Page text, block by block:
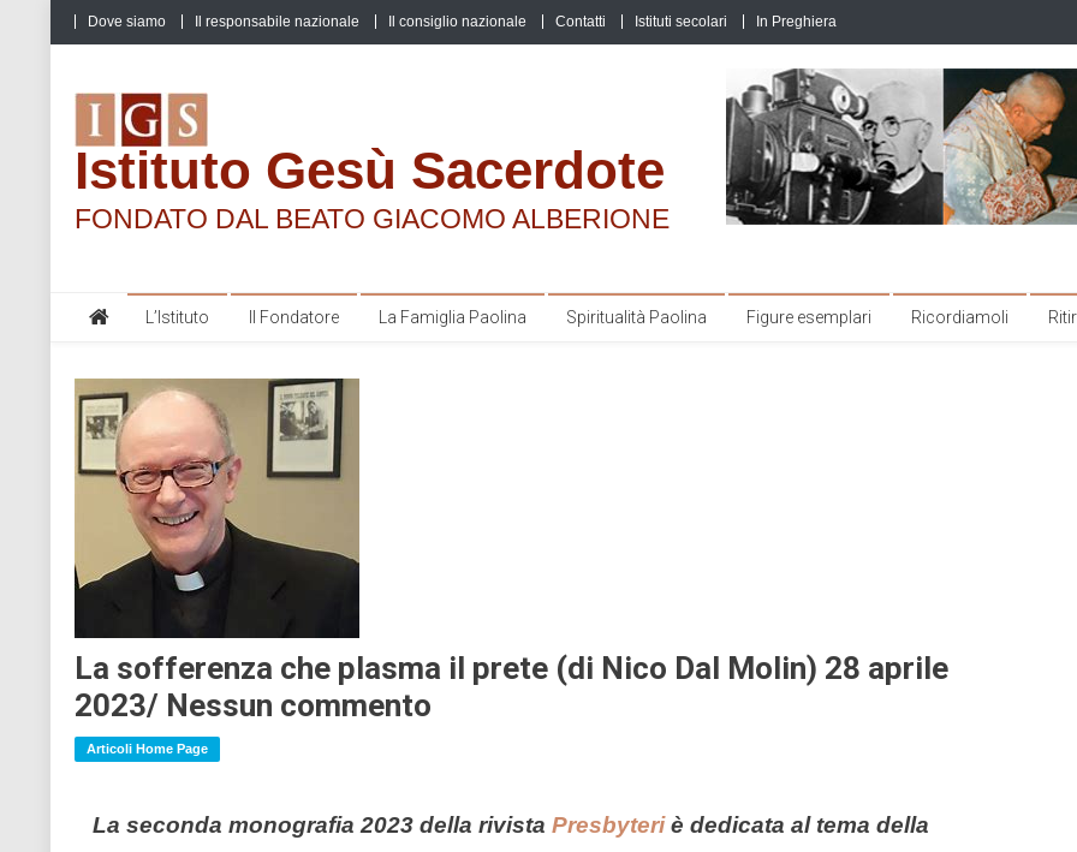
Skip
to
Dove siamo Il responsabile nazionale Il consiglio nazionale Contatti Istituti secolari In Preghiera
Istituto Gesù Sacerdote
FONDATO DAL BEATO GIACOMO ALBERIONE
L’Istituto Il Fondatore La Famiglia Paolina Spiritualità Paolina Figure esemplari Ricordiamoli
La sofferenza che plasma il prete (di Nico Dal Molin) 28 aprile
2023/ Nessun commento
Articoli Home Page
La seconda monografia 2023 della rivista Presbyteriè dedicata al tema della